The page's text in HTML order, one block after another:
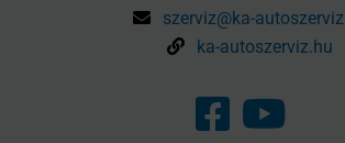
szerviz@ka-
ka-autoszerviz.hu